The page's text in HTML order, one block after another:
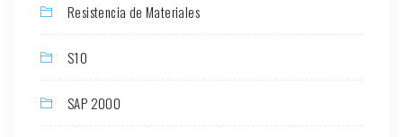
Resistencia de Materiales
S10
SAP 2000